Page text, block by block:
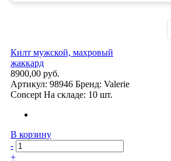
Килт мужской, махровый
жаккард
8900,00 руб.
Артикул: 98946 Бренд: Valerie
Concept На складе: 10 шт.
В корзину
-
+